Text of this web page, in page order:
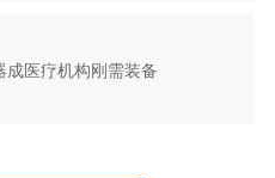
医疗机构刚需装备